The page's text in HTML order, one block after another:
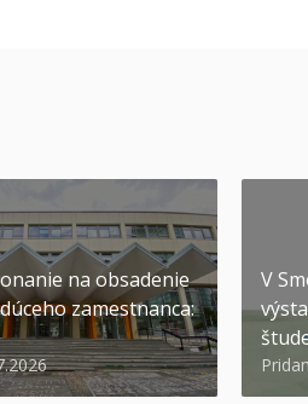
na obsadenie
zamestnanca:
V